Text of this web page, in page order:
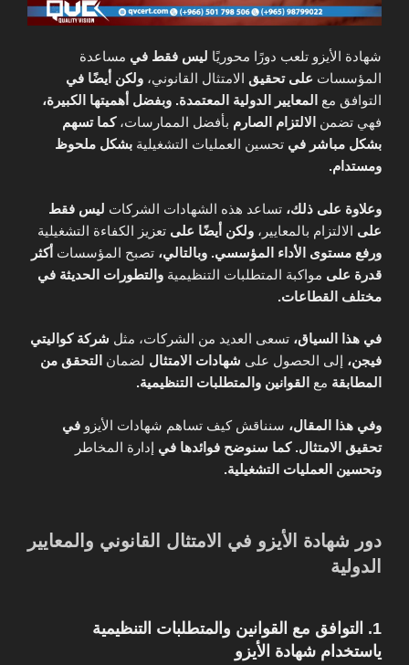
شهادة الأيزو تلعب دورًا محوريًا ليس فقط في مساعدة
المؤسسات على تحقيق الامتثال القانوني، ولكن أيضًا في
التوافق مع المعايير الدولية المعتمدة. وبفضل أهميتها الكبيرة،
فهي تضمن الالتزام الصارم بأفضل الممارسات،كما تسهم
بشكل مباشر في تحسين العمليات التشغيلية بشكل ملحوظ
ومستدام.
وعلاوة على ذلك، تساعد هذه الشهادات الشركات ليس فقط
على الالتزام بالمعايير، ولكن أيضًا على تعزيز الكفاءة التشغيلية
ورفع مستوى الأداء المؤسسي. وبالتالي، تصبح المؤسسات أكثر
قدرة على مواكبة المتطلبات التنظيمية والتطورات الحديثة في
مختلف القطاعات.
في هذا السياق، تسعى العديد من الشركات، مثل شركة كواليتي
فيجن، إلى الحصول على شهادات الامتثال لضمان التحقق من
المطابقة مع القوانين والمتطلبات التنظيمية.
وفي هذا المقال، سنناقش كيف تساهم شهادات الأيزو في
تحقيق الامتثال. كما سنوضح فوائدها في إدارة المخاطر
وتحسين العمليات التشغيلية.
دور شهادة الأيزو في الامتثال القانوني والمعايير
الدولية
1. التوافق مع القوانين والمتطلبات التنظيمية
ياستخدام شهادة الأيزو